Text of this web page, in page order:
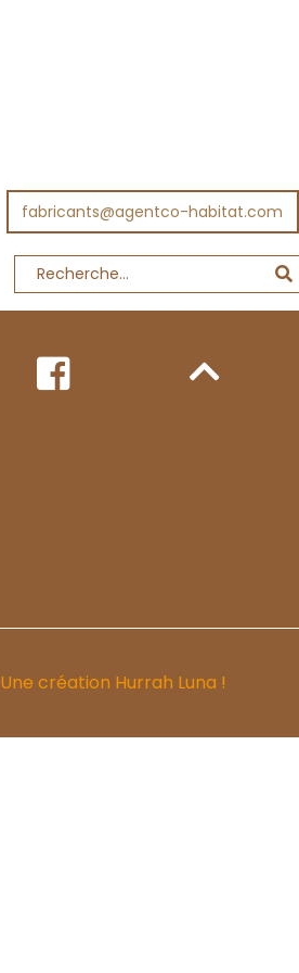
fabricants@agentco-habitat.com
Une création Hurrah Luna !